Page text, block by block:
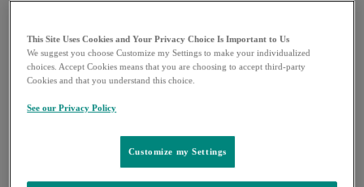
– 肺高血圧症 TOP
– PAH（肺動脈性肺高血圧症）
– CTEPH （慢性血栓塞栓性肺高血圧症）
– ワクチン・予防抗体薬 TOP
– 肺炎球菌感染症
This Site Uses Cookies and Your Privacy Choice Is Important to Us
We suggest you choose Customize my Settings to make your individualized
choices. Accept Cookies means that you are choosing to accept third-party
Cookies and that you understand this choice.
See our Privacy Policy
Customize my Settings